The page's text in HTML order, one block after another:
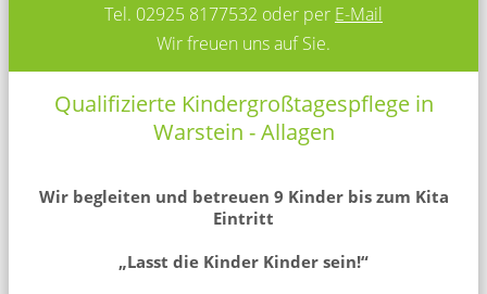
Tel. 02925 8177532 oder per E-Mail
Wir freuen uns auf Sie.
Qualifizierte Kindergroßtagespflege in
Warstein - Allagen
Wir begleiten und betreuen 9 Kinder bis zum Kita
Eintritt
„Lasst die Kinder Kinder sein!“